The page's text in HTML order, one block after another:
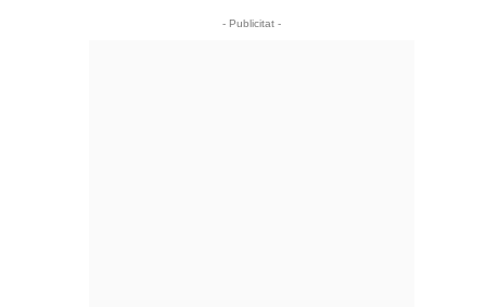
- Publicitat -